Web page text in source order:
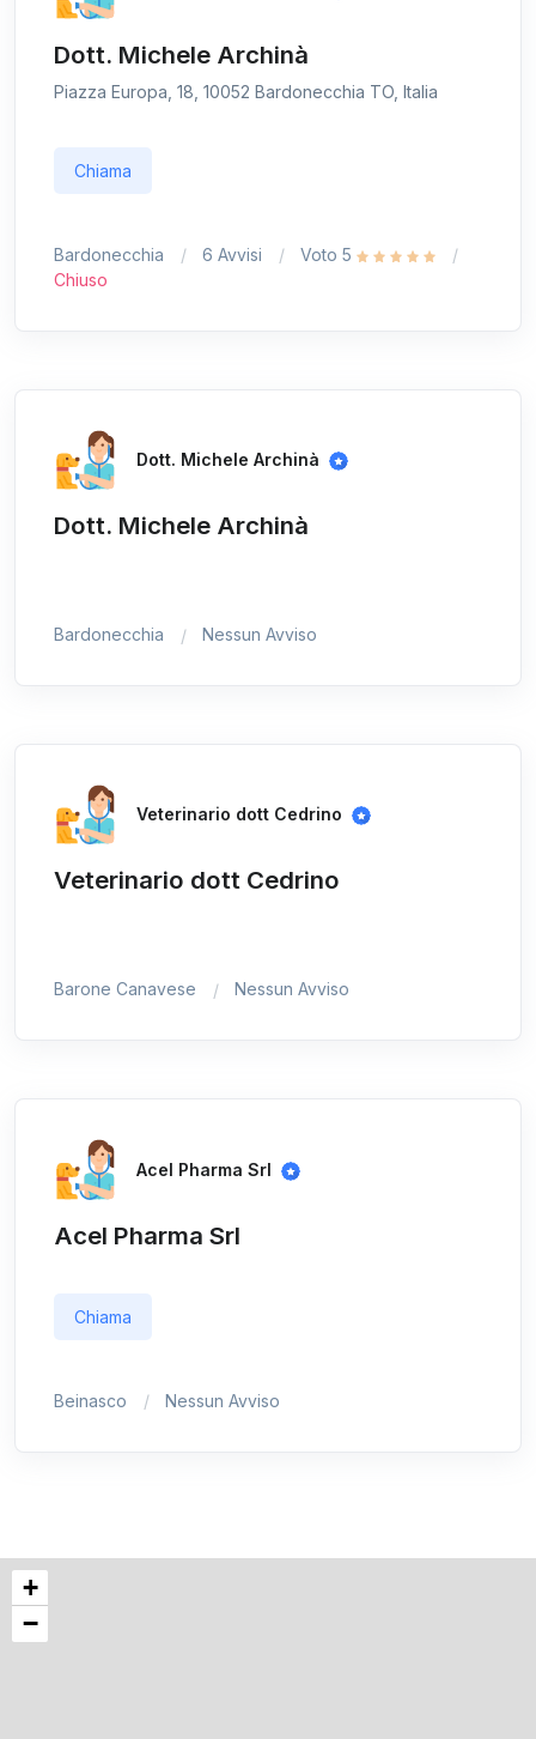
Dott. Michele Archinà
Piazza Europa, 18, 10052 Bardonecchia TO, Italia
Chiama
Bardonecchia 6 Avvisi
Voto 5
Chiuso
Dott. Michele Archinà
Dott. Michele Archinà
Bardonecchia Nessun Avviso
Veterinario dott Cedrino
Veterinario dott Cedrino
Barone Canavese Nessun Avviso
Acel Pharma Srl
Acel Pharma Srl
Chiama
Beinasco Nessun Avviso
+
−